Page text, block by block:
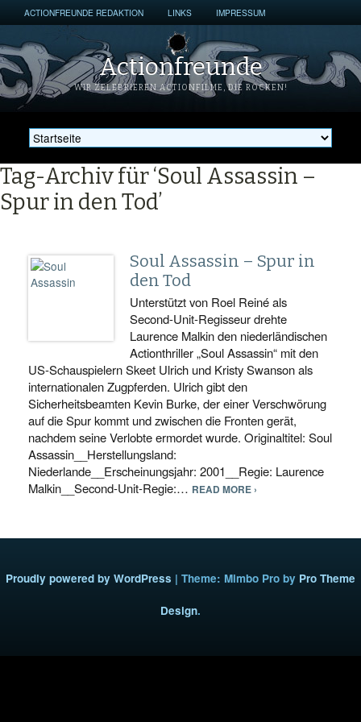
ACTIONFREUNDE REDAKTION LINKS IMPRESSUM
Actionfreunde
WIR ZELEBRIEREN ACTIONFILME, DIE ROCKEN!
Tag-Archiv für ‘Soul Assassin –
Spur in den Tod’
Soul Assassin – Spur in
den Tod
Unterstützt von Roel Reiné als
Second-Unit-Regisseur drehte
Laurence Malkin den niederländischen
Actionthriller „Soul Assassin“ mit den
US-Schauspielern Skeet Ulrich und Kristy Swanson als
internationalen Zugpferden. Ulrich gibt den
Sicherheitsbeamten Kevin Burke, der einer Verschwörung
auf die Spur kommt und zwischen die Fronten gerät,
nachdem seine Verlobte ermordet wurde. Originaltitel: Soul
Assassin__Herstellungsland:
Niederlande__Erscheinungsjahr: 2001__Regie: Laurence
Malkin__Second-Unit-Regie:… READ MORE ›
Proudly powered by WordPress | Theme: Mimbo Pro by Pro Theme
Design.